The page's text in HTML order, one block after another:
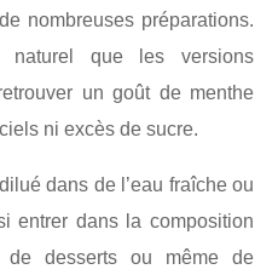
nombreuses préparations.
naturel que les versions
un goût de menthe
ni excès de sucre.
dans de l’eau fraîche ou
entrer dans la composition
desserts ou même de